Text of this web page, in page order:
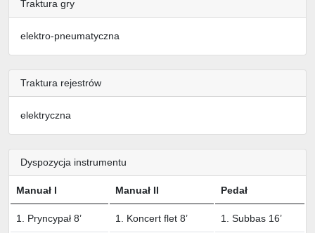
Traktura gry
elektro-pneumatyczna
Traktura rejestrów
elektryczna
Dyspozycja instrumentu
Manuał I Manuał II Pedał
1. Pryncypał 8’ 1. Koncert flet 8’ 1. Subbas 16’